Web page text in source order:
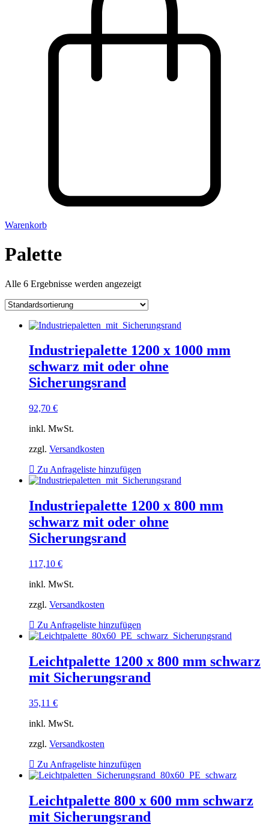
Warenkorb
Palette
Alle 6 Ergebnisse werden angezeigt
Industriepalette 1200 x 1000 mm
schwarz mit oder ohne
Sicherungsrand
92,70 €
inkl. MwSt.
zzgl. Versandkosten
Zu Anfrageliste hinzufügen
Industriepalette 1200 x 800 mm
schwarz mit oder ohne
Sicherungsrand
117,10 €
inkl. MwSt.
zzgl. Versandkosten
Zu Anfrageliste hinzufügen
Leichtpalette 1200 x 800 mm schwarz
mit Sicherungsrand
35,11 €
inkl. MwSt.
zzgl. Versandkosten
Zu Anfrageliste hinzufügen
Leichtpalette 800 x 600 mm schwarz
mit Sicherungsrand